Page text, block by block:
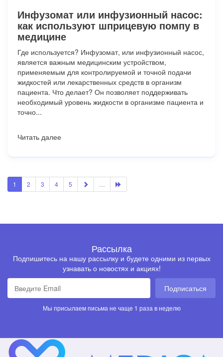
Инфузомат или инфузионный насос:
как используют шприцевую помпу в
медицине
Где используется? Инфузомат, или инфузионный насос,
является важным медицинским устройством,
применяемым для контролируемой и точной подачи
жидкостей или лекарственных средств в организм
пациента. Что делает? Он позволяет поддерживать
необходимый уровень жидкости в организме пациента и
точно...
Читать далее
1 2 3 4 5
Рассылка
Подпишитесь на нашу рассылку и будете одними из первых
узнавать о новостях и акциях!
Подписаться
Мы присылаем письма не чаще 1 раза в неделю